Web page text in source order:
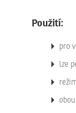
Použití:
pro
lze